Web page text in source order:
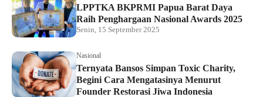
LPPTKA BKPRMI Papua Barat Daya
Raih Penghargaan Nasional Awards 2025
Senin, 15 September 2025
Nasional
Ternyata Bansos Simpan Toxic Charity,
Begini Cara Mengatasinya Menurut
Founder Restorasi Jiwa Indonesia